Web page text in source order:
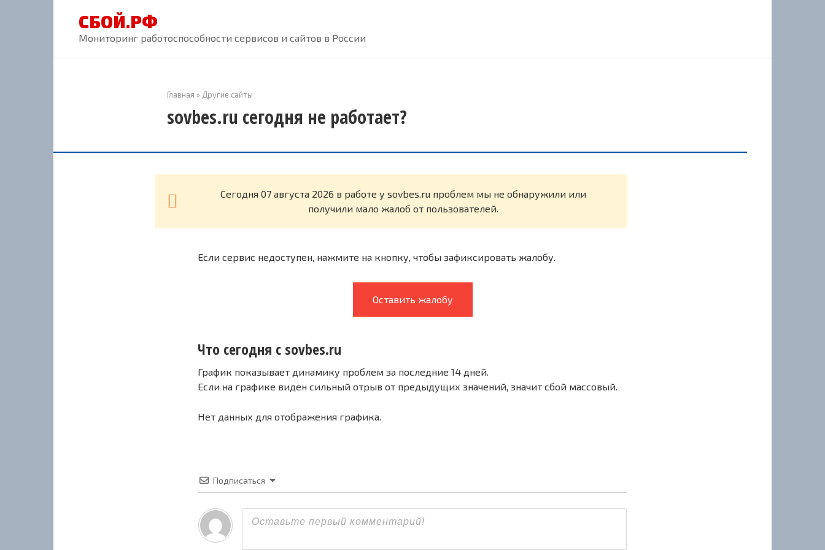
СБОЙ.РФ
Мониторинг работоспособности сервисов и сайтов в России
Главная » Другие сайты
sovbes.ru сегодня не работает?
Cегодня 07 августа 2026 в работе у sovbes.ru проблем мы не обнаружили или
получили мало жалоб от пользователей.
Если сервис недоступен, нажмите на кнопку, чтобы зафиксировать жалобу.
Оставить жалобу
Что сегодня с sovbes.ru
График показывает динамику проблем за последние 14 дней.
Если на графике виден сильный отрыв от предыдущих значений, значит сбой массовый.
Нет данных для отображения графика.
Подписаться